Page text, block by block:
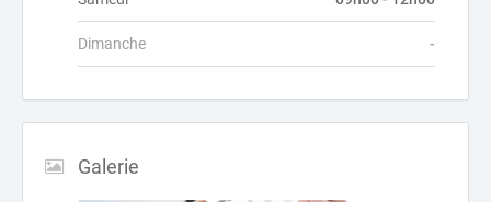
Dimanche -
Galerie